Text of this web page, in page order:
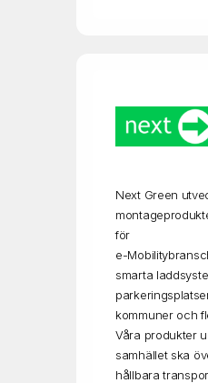
Next Green
för
e-
smarta
kommuner och
Våra produkter
samhället ska
hållbara